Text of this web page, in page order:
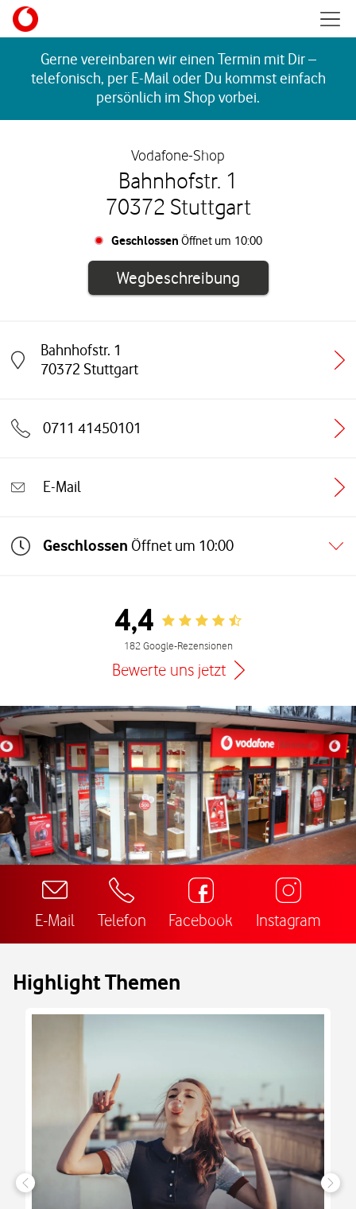
Skip to content
Gerne vereinbaren wir einen Termin mit Dir –
telefonisch, per E-Mail oder Du kommst einfach
persönlich im Shop vorbei.
Vodafone-Shop
Bahnhofstr. 1
70372 Stuttgart
Geschlossen Öffnet um 10:00
WegbeschreibungLink öffnet in
Bahnhofstr. 1
70372 Stuttgart
Link öffnet in einem neuen Tab
0711 41450101
E-Mail
Geschlossen Öffnet um 10:00
4,4 Rating 4.4
182 Google-Rezensionen
Bewerte uns jetzt
E-Mail Telefon Facebook Instagram
Highlight Themen